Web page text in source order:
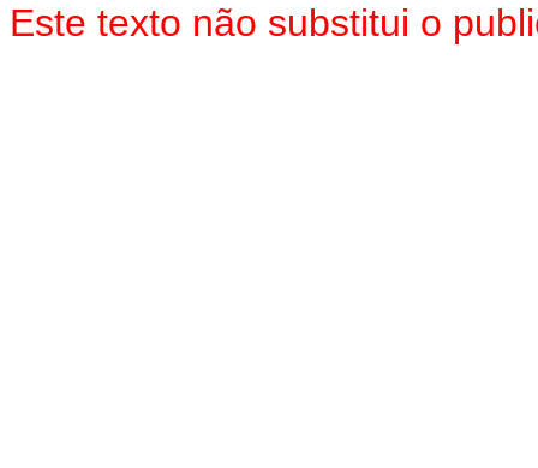
Este texto não substitui o